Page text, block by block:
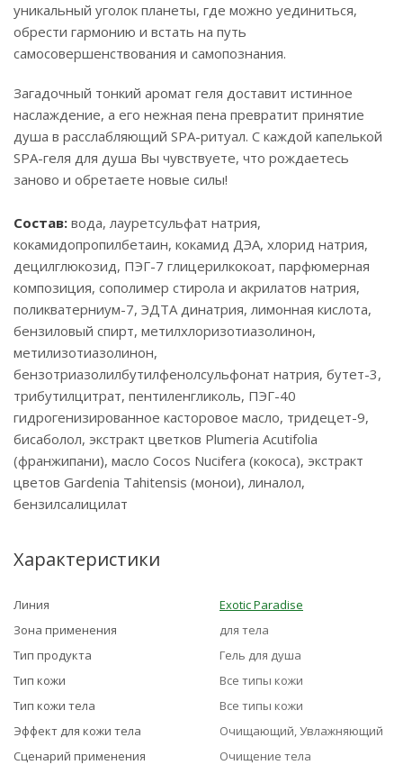
уникальный уголок планеты, где можно уединиться,
обрести гармонию и встать на путь
самосовершенствования и самопознания.
Загадочный тонкий аромат геля доставит истинное
наслаждение, а его нежная пена превратит принятие
душа в расслабляющий SPA-ритуал. С каждой капелькой
SPA-геля для душа Вы чувствуете, что рождаетесь
заново и обретаете новые силы!
Состав: вода, лауретсульфат натрия,
кокамидопропилбетаин, кокамид ДЭА, хлорид натрия,
децилглюкозид, ПЭГ-7 глицерилкокоат, парфюмерная
композиция, сополимер стирола и акрилатов натрия,
поликватерниум-7, ЭДТА динатрия, лимонная кислота,
бензиловый спирт, метилхлоризотиазолинон,
метилизотиазолинон,
бензотриазолилбутилфенолсульфонат натрия, бутет-3,
трибутилцитрат, пентиленгликоль, ПЭГ-40
гидрогенизированное касторовое масло, тридецет-9,
бисаболол, экстракт цветков Plumeria Acutifolia
(франжипани), масло Cocos Nucifera (кокоса), экстракт
цветов Gardenia Tahitensis (монои), линалол,
бензилсалицилат
Характеристики
Линия
Exotic Paradise
Зона применения
для тела
Тип продукта
Гель для душа
Тип кожи
Все типы кожи
Тип кожи тела
Все типы кожи
Эффект для кожи тела
Очищающий, Увлажняющий
Сценарий применения
Очищение тела